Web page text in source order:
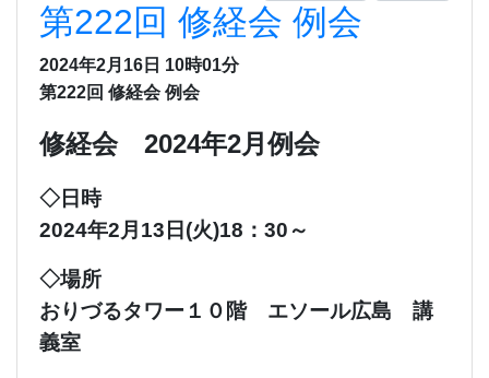
第222回 修経会 例会
2024年2月16日 10時01分
第222回 修経会 例会
修経会 2024年2月例会
◇日時
2024年2月13日(火)18：30～
◇場所
おりづるタワー１０階 エソール広島 講
義室